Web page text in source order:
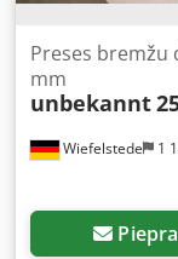
Wiefelstede 1
Preses bremžu
mm
unbekannt